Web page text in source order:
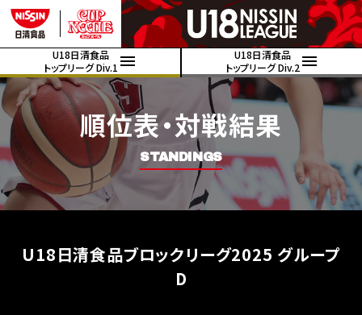
U18日清食品
トップリーグ Div.1
U18日清食品
トップリーグ Div.2
順位表・対戦結果
STANDINGS
U18日清食品ブロックリーグ2025 グループ
D